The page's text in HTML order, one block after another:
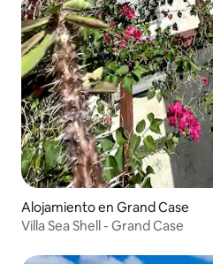
Alojamiento en Grand Case
Villa Sea Shell - Grand Case